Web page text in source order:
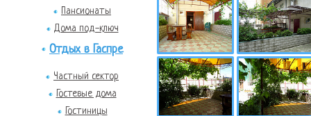
Пансионаты
Дома под-ключ
Отдых в Гаспре
Частный сектор
Гостевые дома
Гостиницы